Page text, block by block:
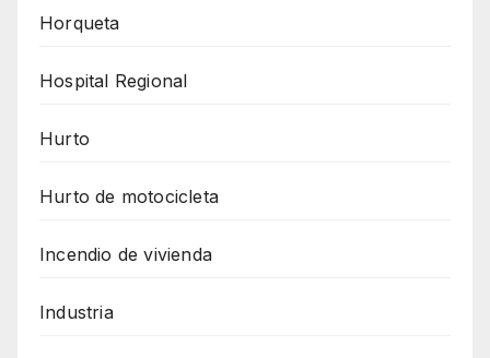
Horqueta
Hospital Regional
Hurto
Hurto de motocicleta
Incendio de vivienda
Industria